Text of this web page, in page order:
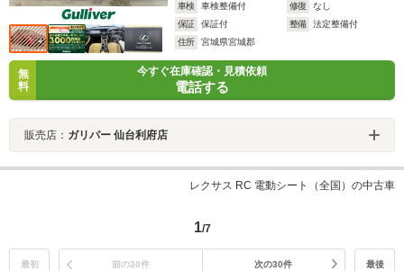
車検
車検整備付 修復
なし
保証
保証付 整備
法定整備付
住所
宮城県宮城郡
無
料
今すぐ在庫確認・見積依頼
電話する
販売店： ガリバー 仙台利府店
レクサス RC 電動シート（全国）の中古車
1/7
最初 前の30件 次の30件 最後